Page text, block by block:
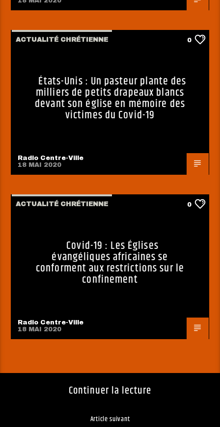
ACTUALITÉ CHRÉTIENNE 0
États-Unis : Un pasteur plante des
milliers de petits drapeaux blancs
devant son église en mémoire des
victimes du Covid-19
Radio Centre-Ville
18 MAI 2020
ACTUALITÉ CHRÉTIENNE 0
Covid-19 : Les Églises
évangéliques africaines se
conforment aux restrictions sur le
confinement
Radio Centre-Ville
18 MAI 2020
Continuer la lecture
Article suivant